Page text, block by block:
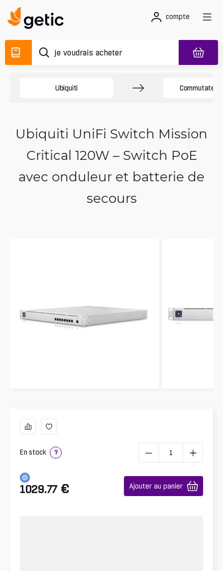
compte
Ubiquiti
Ubiquiti UniFi Switch Mission
Critical 120W – Switch PoE
avec onduleur et batterie de
secours
En stock ?
1029.77 € Ajouter au panier